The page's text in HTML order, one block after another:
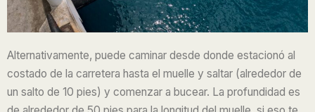
Alternativamente, puede caminar desde donde estacionó al
costado de la carretera hasta el muelle y saltar (alrededor de
un salto de 10 pies) y comenzar a bucear. La profundidad es